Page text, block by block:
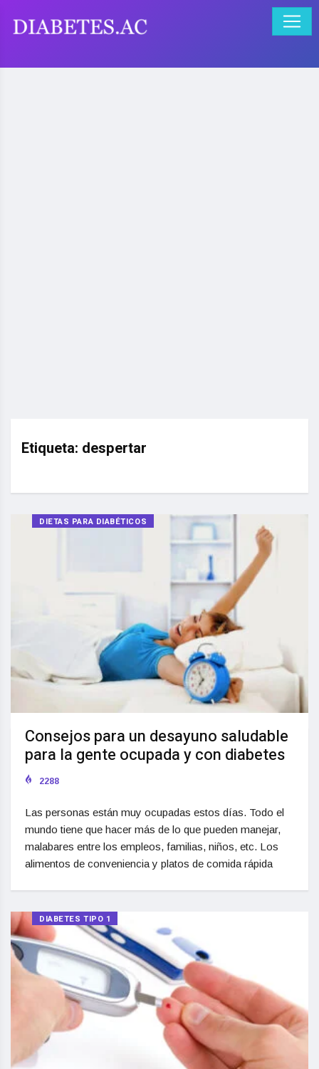
Etiqueta: despertar
DIETAS PARA DIABÉTICOS
Consejos para un desayuno saludable
para la gente ocupada y con diabetes
2288
Las personas están muy ocupadas estos días. Todo el
mundo tiene que hacer más de lo que pueden manejar,
malabares entre los empleos, familias, niños, etc. Los
alimentos de conveniencia y platos de comida rápida
DIABETES TIPO 1